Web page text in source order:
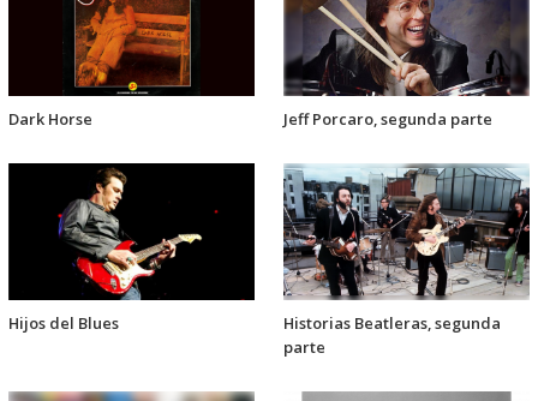
Dark Horse Jeff Porcaro, segunda parte
Hijos del Blues
Historias Beatleras, segunda
parte